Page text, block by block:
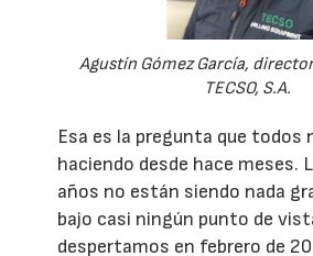
Agustín Gómez García,
TECSO, S.A.
Esa es la pregunta que todos
haciendo desde hace meses.
años no están siendo nada
bajo casi ningún punto de
despertamos en febrero de